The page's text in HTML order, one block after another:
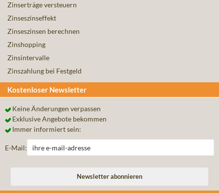
Zinserträge versteuern
Zinseszinseffekt
Zinseszinsen berechnen
Zinshopping
Zinsintervalle
Zinszahlung bei Festgeld
Kostenloser Newsletter
Keine Änderungen verpassen
Exklusive Angebote bekommen
Immer informiert sein:
E-Mail: